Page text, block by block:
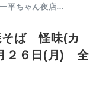
平ちゃん夜店…
そば 怪味(カ
２６日(月) 全